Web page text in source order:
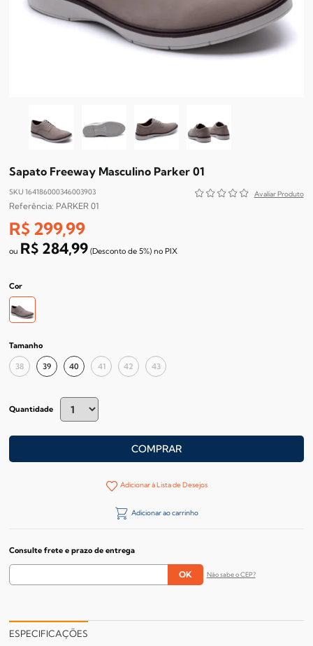
Sapato Freeway Masculino Parker 01
SKU 164186000346003903
PARKER 01
R$ 299,99
R$ 284,99 (Desconto de 5%) no PIX
Cor
Tamanho
38 39 40 41 42 43
Quantidade
COMPRAR
Adicionar à Lista de Desejos
Adicionar ao carrinho
Consulte frete e prazo de entrega
Não sabe o CEP?
ESPECIFICAÇÕES